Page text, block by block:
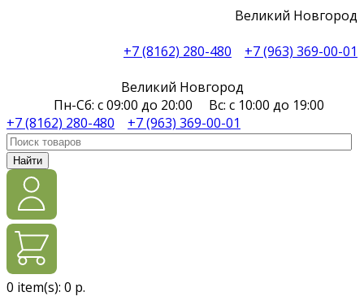
Великий Новгород
+7 (8162) 280-480
+7 (963) 369-00-01
Великий Новгород
Пн-Сб: с 09:00 до 20:00 Вс: с 10:00 до 19:00
+7 (8162) 280-480
+7 (963) 369-00-01
Найти
0 item(s): 0 р.